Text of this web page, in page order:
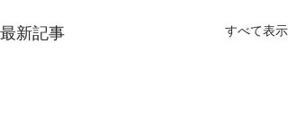
最新記事 すべて表示